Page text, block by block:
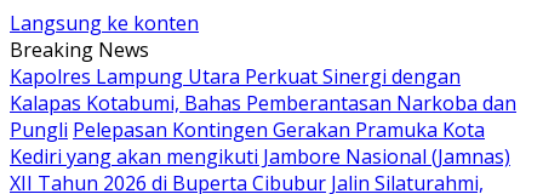
Langsung ke konten
Breaking News
Kapolres Lampung Utara Perkuat Sinergi dengan
Kalapas Kotabumi, Bahas Pemberantasan Narkoba dan
Pungli Pelepasan Kontingen Gerakan Pramuka Kota
Kediri yang akan mengikuti Jambore Nasional (Jamnas)
XII Tahun 2026 di Buperta Cibubur Jalin Silaturahmi,